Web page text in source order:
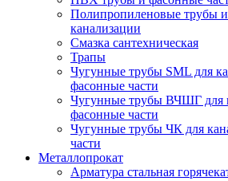
Полипропиленовые трубы
канализации
Смазка сантехническая
Трапы
Чугунные трубы SML для
фасонные части
Чугунные трубы ВЧШГ для
фасонные части
Чугунные трубы ЧК для
части
Металлопрокат
Арматура стальная